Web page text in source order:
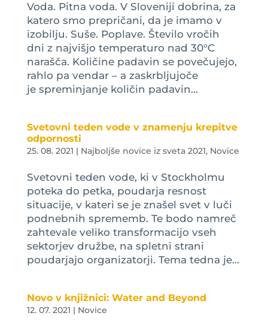
Voda. Pitna voda. V Sloveniji dobrina, za
katero smo prepričani, da je imamo v
izobilju. Suše. Poplave. Število vročih
dni z najvišjo temperaturo nad 30°C
narašča. Količine padavin se povečujejo,
rahlo pa vendar – a zaskrbljujoče
je spreminjanje količin padavin...
Svetovni teden vode v znamenju krepitve
odpornosti
25. 08. 2021 | Najboljše novice iz sveta 2021, Novice
Svetovni teden vode, ki v Stockholmu
poteka do petka, poudarja resnost
situacije, v kateri se je znašel svet v luči
podnebnih sprememb. Te bodo namreč
zahtevale veliko transformacijo vseh
sektorjev družbe, na spletni strani
poudarjajo organizatorji. Tema tedna je...
Novo v knjižnici: Water and Beyond
12. 07. 2021 | Novice